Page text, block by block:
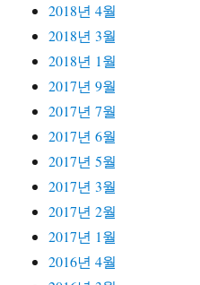
2018년 4월
2018년 3월
2018년 1월
2017년 9월
2017년 7월
2017년 6월
2017년 5월
2017년 3월
2017년 2월
2017년 1월
2016년 4월